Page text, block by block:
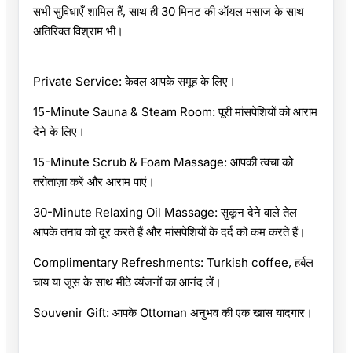
सभी सुविधाएँ शामिल हैं, साथ ही 30 मिनट की ऑयल मसाज के साथ
अतिरिक्त विश्राम भी।
Private Service: केवल आपके समूह के लिए।
15-Minute Sauna & Steam Room: पूरी मांसपेशियों को आराम
देने के लिए।
15-Minute Scrub & Foam Massage: आपकी त्वचा को
तरोताज़ा करें और आराम पाएं।
30-Minute Relaxing Oil Massage: सुकून देने वाले तेल
आपके तनाव को दूर करते हैं और मांसपेशियों के दर्द को कम करते हैं।
Complimentary Refreshments: Turkish coffee, हर्बल
चाय या जूस के साथ मीठे व्यंजनों का आनंद लें।
Souvenir Gift: आपके Ottoman अनुभव की एक खास यादगार।